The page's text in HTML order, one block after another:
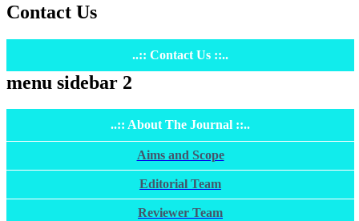
Contact Us
..:: Contact Us ::..
menu sidebar 2
..:: About The Journal ::..
Aims and Scope
Editorial Team
Reviewer Team